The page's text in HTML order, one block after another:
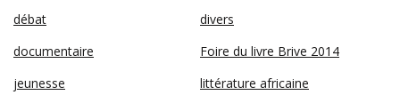
débat
divers
documentaire
Foire du livre Brive 2014
jeunesse
littérature africaine